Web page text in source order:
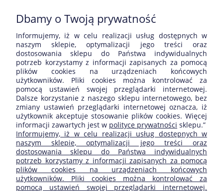
Opinie o produkcie (0)
Wyświetlane są wszystkie opinie (pozytywne i negatywne). Nie
weryfikujemy, czy pochodzą one od klientów, którzy kupili dany
produkt.
ZAKUPY
POMOC
MOJE KONTO
Dbamy o Twoją prywatność
Informujemy, iż w celu realizacji usług dostępnych w
naszym sklepie, optymalizacji jego treści oraz
dostosowania sklepu do Państwa indywidualnych
potrzeb korzystamy z informacji zapisanych za pomocą
plików cookies na urządzeniach końcowych
użytkowników. Pliki cookies można kontrolować za
pomocą ustawień swojej przeglądarki internetowej.
Dalsze korzystanie z naszego sklepu internetowego, bez
zmiany ustawień przeglądarki internetowej oznacza, iż
użytkownik akceptuje stosowanie plików cookies. Więcej
informacji zawartych jest w polityce prywatności sklepu.”
Informujemy, iż w celu realizacji usług dostępnych w
naszym sklepie, optymalizacji jego treści oraz
dostosowania sklepu do Państwa indywidualnych
potrzeb korzystamy z informacji zapisanych za pomocą
plików cookies na urządzeniach końcowych
użytkowników. Pliki cookies można kontrolować za
pomocą ustawień swojej przeglądarki internetowej.